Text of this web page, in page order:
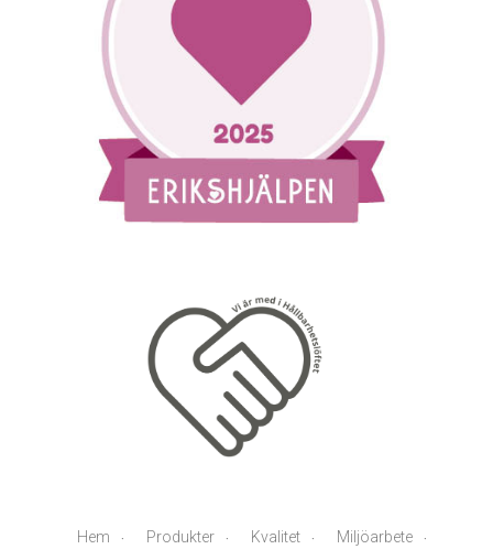
Hem Produkter Kvalitet Miljöarbete